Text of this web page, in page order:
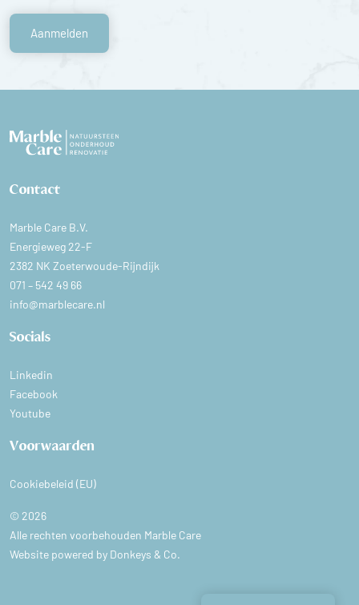
Aanmelden
Contact
Marble Care B.V.
Energieweg 22-F
2382 NK Zoeterwoude-Rijndijk
071 – 542 49 66
info@marblecare.nl
Socials
Linkedin
Facebook
Youtube
Voorwaarden
Cookiebeleid (EU)
© 2026
Alle rechten voorbehouden Marble Care
Website powered by Donkeys & Co.